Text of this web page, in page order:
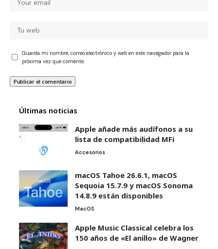
Guarda mi nombre, correo electrónico y web en este navegador para la
próxima vez que comente.
Últimas noticias
Apple añade más audífonos a su
lista de compatibilidad MFi
Accesorios
macOS Tahoe 26.6.1, macOS
Sequoia 15.7.9 y macOS Sonoma
14.8.9 están disponibles
MacOS
Apple Music Classical celebra los
150 años de «El anillo» de Wagner